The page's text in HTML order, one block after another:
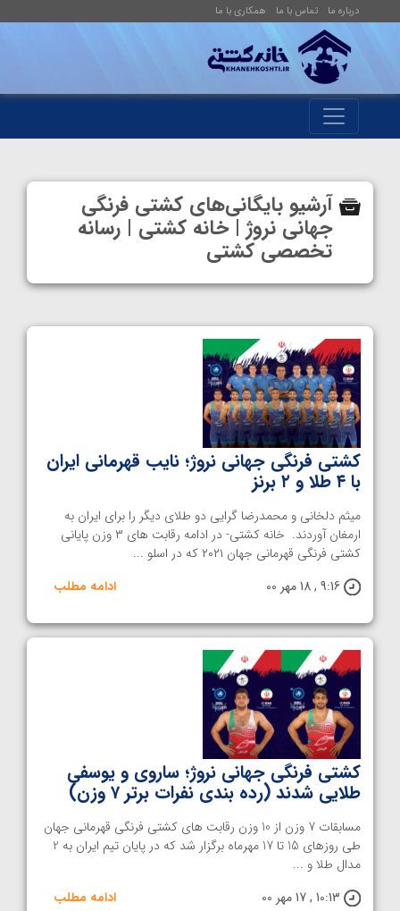
درباره ما تماس با ما همکاری با ما
آرشیو بایگانی‌های کشتی فرنگی
جهانی نروژ | خانه کشتی | رسانه
تخصصی کشتی
کشتی فرنگی جهانی نروژ؛ نایب قهرمانی ایران
با ۴ طلا و ٢ برنز
میثم دلخانی و محمدرضا گرایی دو طلای دیگر را برای ایران به
ارمغان آوردند. خانه کشتی- در ادامه رقابت های ۳ وزن پایانی
کشتی فرنگی قهرمانی جهان ۲۰۲۱ که در اسلو ...
9:16 , 18 مهر 00
ادامه مطلب
کشتی فرنگی جهانی نروژ؛ ساروی و یوسفی
طلایی شدند (رده بندی نفرات برتر ۷ وزن)
مسابقات 7 وزن از 10 وزن رقابت های کشتی فرنگی قهرمانی جهان
طی روزهای 15 تا 17 مهرماه برگزار شد که در پایان تیم ایران به 2
مدال طلا و ...
10:13 , 17 مهر 00
ادامه مطلب